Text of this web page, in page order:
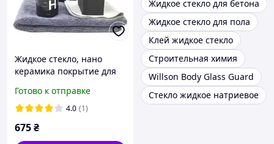
Жидкое стекло, нано
керамика покрытие для
30мл
Готово к отправке
4.0 (1)
675₴
Жидкое стекло для бетона
Жидкое стекло для пола
Клей жидкое стекло
Строительная химия
Willson Body Glass Guard
Стекло жидкое натриевое